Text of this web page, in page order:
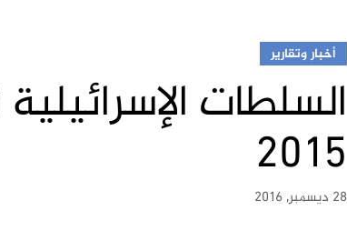
أخبار وتقارير
2015
28 ديسمبر, 2016